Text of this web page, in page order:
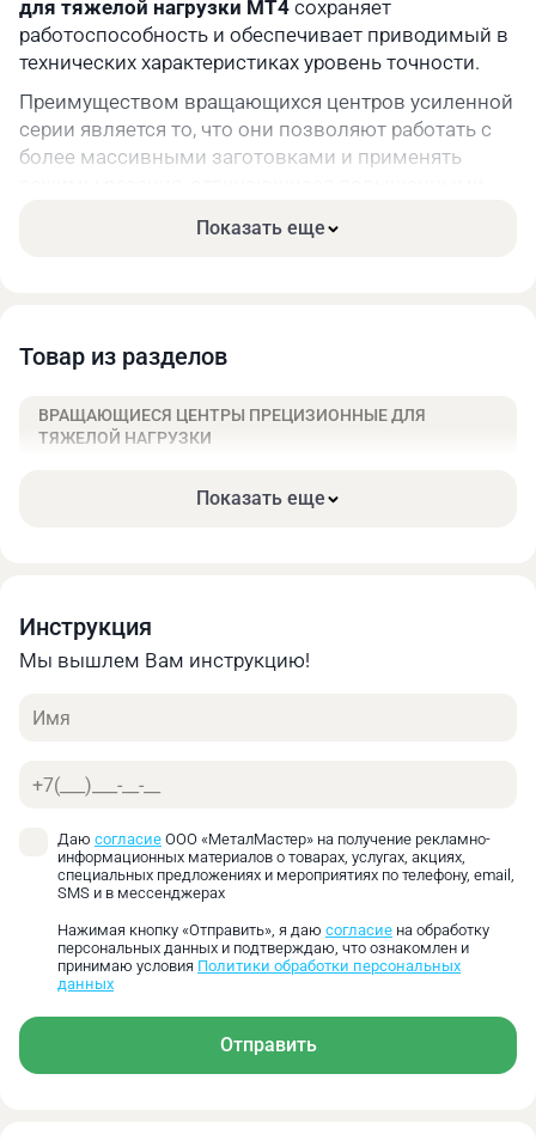
для тяжелой нагрузки МТ4 сохраняет
работоспособность и обеспечивает приводимый в
технических характеристиках уровень точности.
Преимуществом вращающихся центров усиленной
серии является то, что они позволяют работать с
более массивными заготовками и применять
заданный уровень точности при воздействии
серий.
Конус
Морзе
L,
мм
мм
мм
мм
МТ4
Основные преимущества:
при работе в условиях тяжелых радиальных
нагрузок
Возможность обработки массивных заготовок и
применения усиленных режимов резания
Повышенная допустимая радиальная нагрузка
по сравнению со стандартными сериями
Снижение перекосов и биений вращающегося
валика при высоких нагрузках
Дополнительная стабилизация оси за счёт
Показать еще
Товар из разделов
ВРАЩАЮЩИЕСЯ ЦЕНТРЫ ПРЕЦИЗИОННЫЕ ДЛЯ
ТЯЖЕЛОЙ НАГРУЗКИ
Показать еще
Инструкция
Мы вышлем Вам инструкцию!
Имя
Телефон
Даю согласие ООО «МеталМастер» на получение рекламно-
информационных материалов о товарах, услугах, акциях,
специальных предложениях и мероприятиях по телефону, email,
SMS и в мессенджерах
Нажимая кнопку «Отправить», я даю согласие на обработку
персональных данных и подтверждаю, что ознакомлен и
принимаю условия Политики обработки персональных
данных
Отправить